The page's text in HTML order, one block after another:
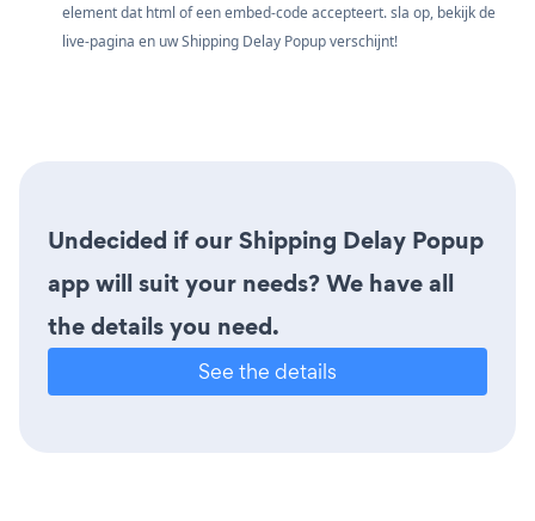
element dat html of een embed-code accepteert. sla op, bekijk de
live-pagina en uw Shipping Delay Popup verschijnt!
Undecided if our Shipping Delay Popup
app will suit your needs? We have all
the details you need.
See the details